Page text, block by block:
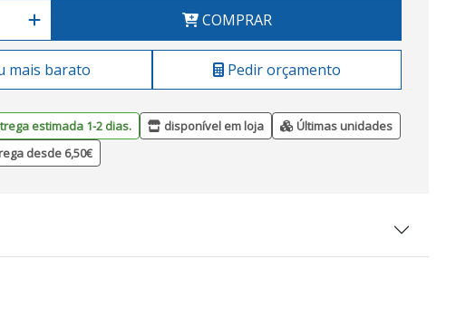
COMPRAR
mais barato Pedir orçamento
estimada 1-2 dias. disponível em loja
Últimas unidades
desde 6,50€